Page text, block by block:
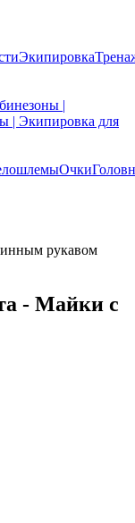
Экипировка
|
| Экипировка для
Очки
рукавом
- Майки с